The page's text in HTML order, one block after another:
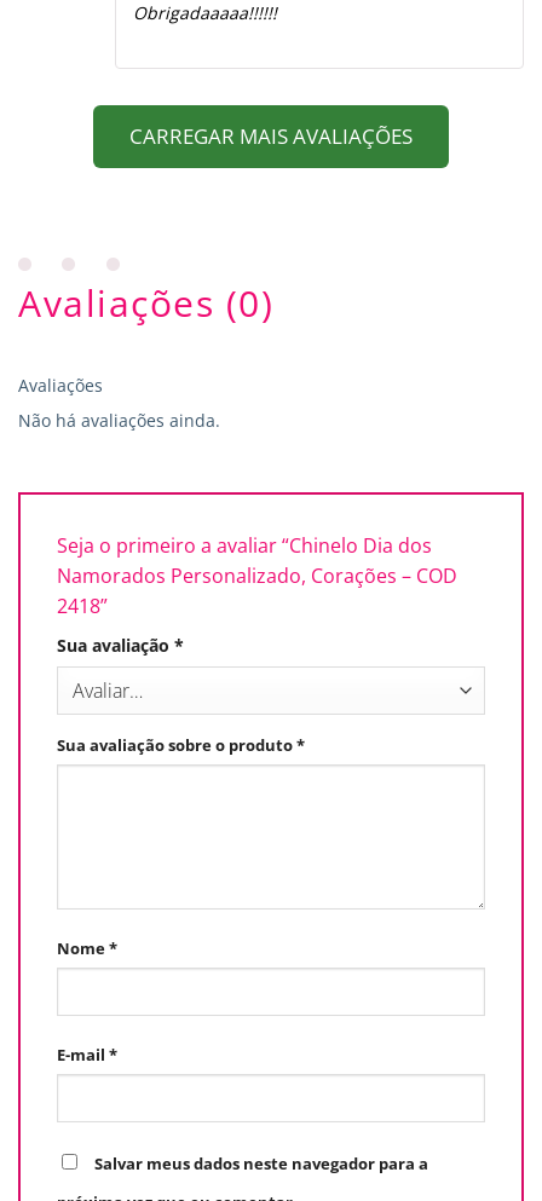
Obrigadaaaaa!!!!!!
CARREGAR MAIS AVALIAÇÕES
Avaliações (0)
Avaliações
Não há avaliações ainda.
Seja o primeiro a avaliar “Chinelo Dia dos
Namorados Personalizado, Corações – COD
2418”
Sua avaliação *
Sua avaliação sobre o produto*
Nome*
E-mail *
Salvar meus dados neste navegador para a